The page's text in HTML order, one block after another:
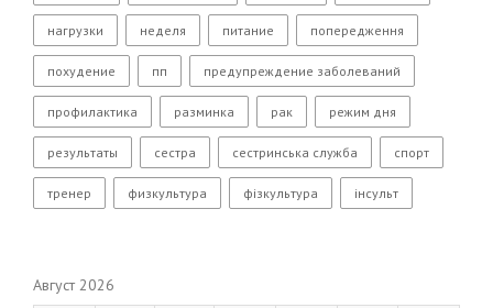
нагрузки неделя питание попередження
похудение пп предупреждение заболеваний
профилактика разминка рак режим дня
результаты сестра сестринська служба спорт
тренер физкультура фізкультура інсульт
Август 2026